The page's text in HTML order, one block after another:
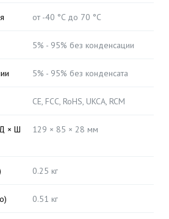
от -40 °C до 70 °C
5% - 95% без конденсации
5% - 95% без конденсата
CE, FCC, RoHS, UKCA, RCM
× Ш
129 × 85 × 28 мм
0.25 кг
0.51 кг